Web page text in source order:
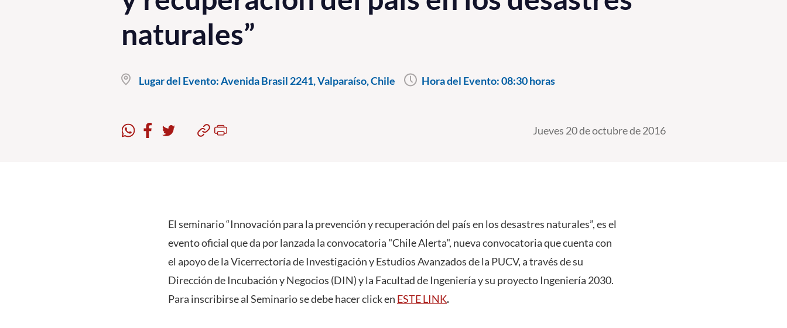
naturales”
Lugar del Evento:Avenida Brasil 2241, Valparaíso, Chile Hora del Evento:08:30 horas
Jueves 20 de octubre de 2016
El seminario “Innovación para la prevención y recuperación del país en los desastres naturales”, es el
evento oficial que da por lanzada la convocatoria "Chile Alerta", nueva convocatoria que cuenta con
el apoyo de la Vicerrectoría de Investigación y Estudios Avanzados de la PUCV, a través de su
Dirección de Incubación y Negocios (DIN) y la Facultad de Ingeniería y su proyecto Ingeniería 2030.
Para inscribirse al Seminario se debe hacer click en ESTE LINK.